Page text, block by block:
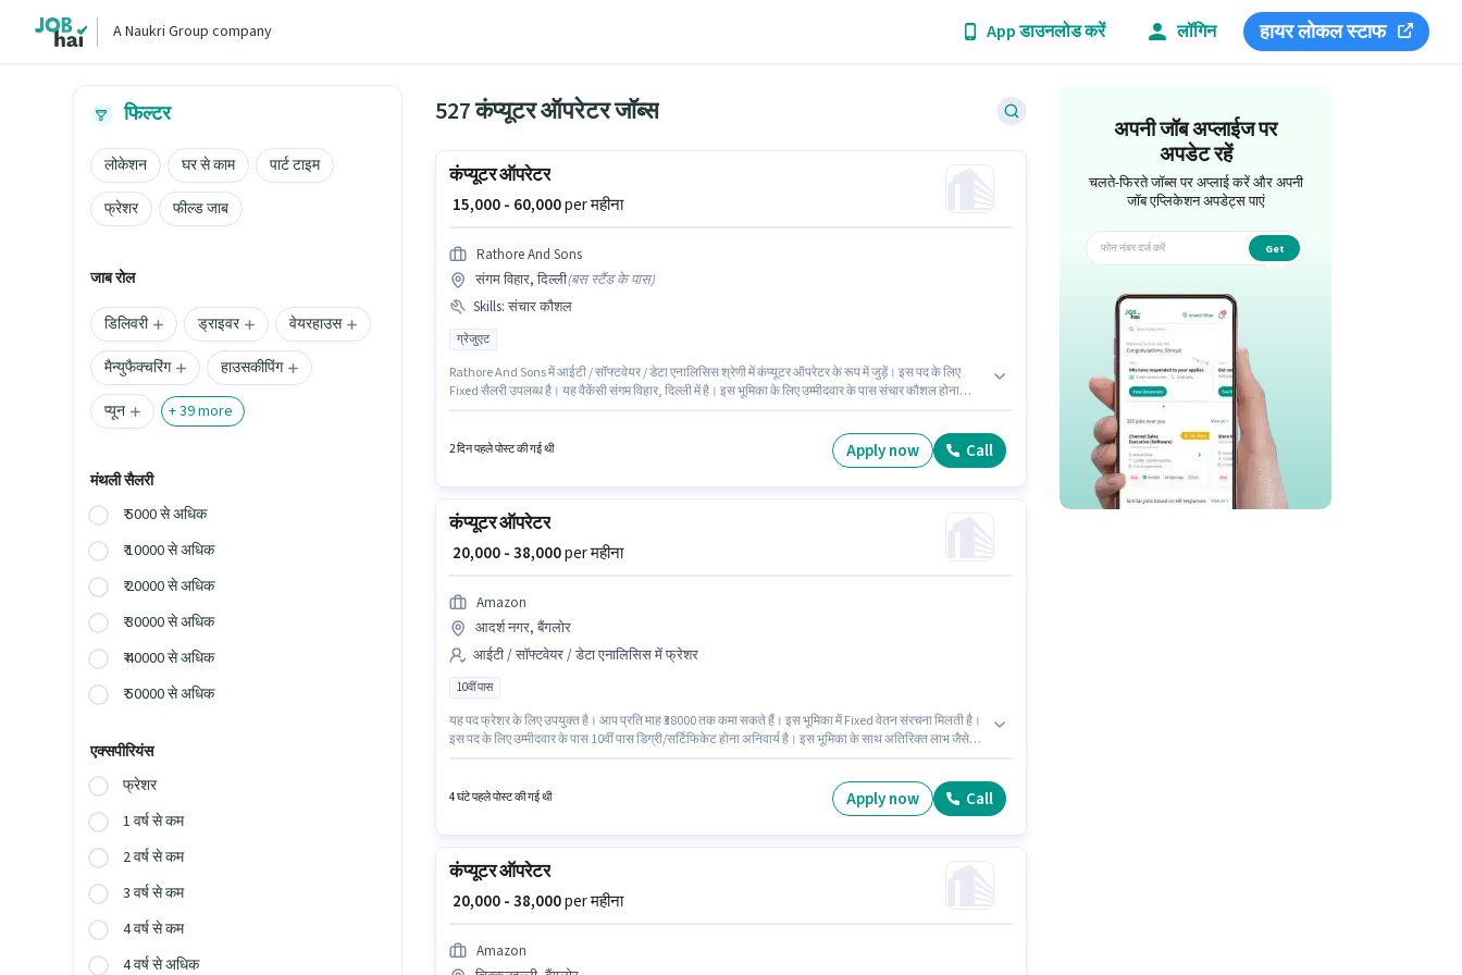
A Naukri Group company App डाउनलोड करें लॉगिन हायर लोकल स्टाफ
फिल्टर
लोकेशन घर से काम
पार्ट टाइम
फ्रेशर
फील्ड जाब
जाब रोल
डिलिवरी ड्राइवर
वेयरहाउस
मैन्युफैक्चरिंग
हाउसकीपिंग
प्यून
+39more
मंथली सैलरी
₹ 5000 से अधिक
₹ 10000 से अधिक
₹ 20000 से अधिक
₹ 30000 से अधिक
₹ 40000 से अधिक
₹ 50000 से अधिक
एक्सपीरियंस
फ्रेशर
1 वर्ष से कम
2 वर्ष से कम
3 वर्ष से कम
4 वर्ष से कम
4 वर्ष से अधिक
527 कंप्यूटर ऑपरेटर जॉब्स
कंप्यूटर ऑपरेटर
₹ 15,000 - 60,000per महीना
Rathore And Sons
संगम विहार, दिल्ली(बस स्टैंड के पास)
Skills: संचार कौशल
ग्रेजुएट
Rathore And Sons में आईटी / सॉफ्टवेयर / डेटा एनालिसिस श्रेणी में कंप्यूटर ऑपरेटर के रूप में जुड़ें। इस पद के लिए
Fixed सैलरी उपलब्ध है। यह वैकेंसी संगम विहार, दिल्ली में है। इस भूमिका के लिए उम्मीदवार के पास संचार कौशल होना
2 दिन पहले पोस्ट की गई थी Apply now Call
कंप्यूटर ऑपरेटर
₹ 20,000 - 38,000per महीना
Amazon
आदर्श नगर, बैंगलोर
आईटी / सॉफ्टवेयर / डेटा एनालिसिस में फ्रेशर
10वीं पास
यह पद फ्रेशर के लिए उपयुक्त है। आप प्रति माह ₹38000 तक कमा सकते हैं। इस भूमिका में Fixed वेतन संरचना मिलती है।
इस पद के लिए उम्मीदवार के पास 10वीं पास डिग्री/सर्टिफिकेट होना अनिवार्य है। इस भूमिका के साथ अतिरिक्त लाभ जैसे
4 घंटे पहले पोस्ट की गई थी Apply now Call
कंप्यूटर ऑपरेटर
₹ 20,000 - 38,000per महीना
Amazon
अपनी जॉब अप्लाईज पर
अपडेट रहें
चलते-फिरते जॉब्स पर अप्लाई करें और अपनी
जॉब एप्लिकेशन अपडेट्स पाएं
Get
app